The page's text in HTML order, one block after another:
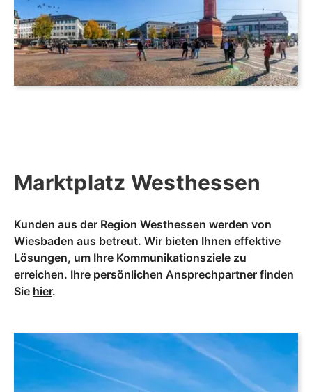
Marktplatz Westhessen
Kunden aus der Region Westhessen werden von
Wiesbaden aus betreut. Wir bieten Ihnen effektive
Lösungen, um Ihre Kommunikationsziele zu
erreichen. Ihre persönlichen Ansprechpartner finden
Sie hier.